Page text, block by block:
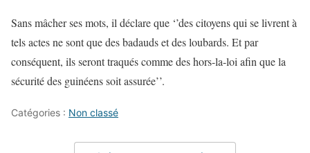
Sans mâcher ses mots, il déclare que ‘’des citoyens qui se livrent à
tels actes ne sont que des badauds et des loubards. Et par
conséquent, ils seront traqués comme des hors-la-loi afin que la
sécurité des guinéens soit assurée’’.
Catégories : Non classé